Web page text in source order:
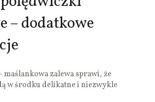
– dodatkowe
maślankowa zalewa sprawi, że
w środku delikatne i niezwykle